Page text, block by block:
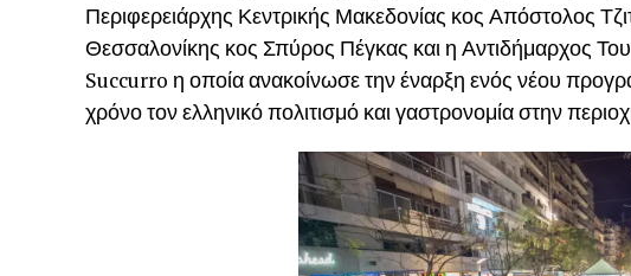
Περιφερειάρχης Κεντρικής Μακεδονίας κος Απόστολος
Θεσσαλονίκης κος Σπύρος Πέγκας και η Αντιδήμαρχος
Succurro η οποία ανακοίνωσε την έναρξη ενός νέου
χρόνο τον ελληνικό πολιτισμό και γαστρονομία στην